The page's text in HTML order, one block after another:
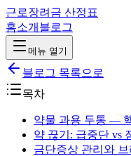
근로장려금 산정표
홈소개 블로그
메뉴 열기
블로그 목록으로
목차
약물 과용 두통 —
약 끊기: 급중단 vs
금단증상 관리와